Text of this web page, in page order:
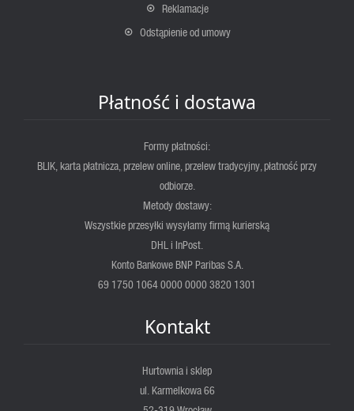
Reklamacje
Odstąpienie od umowy
Płatność i dostawa
Formy płatności:
BLIK, karta płatnicza, przelew online, przelew tradycyjny, płatność przy
odbiorze.
Metody dostawy:
Wszystkie przesyłki wysyłamy firmą kurierską
DHL i InPost.
Konto Bankowe BNP Paribas S.A.
69 1750 1064 0000 0000 3820 1301
Kontakt
Hurtownia i sklep
ul. Karmelkowa 66